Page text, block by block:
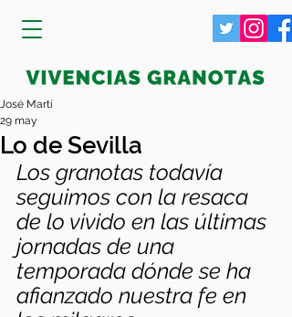
Lo de Sevilla
José Martí
29 may
Los granotas todavía
seguimos con la resaca
de lo vivido en las últimas
jornadas de una
temporada dónde se ha
afianzado nuestra fe en